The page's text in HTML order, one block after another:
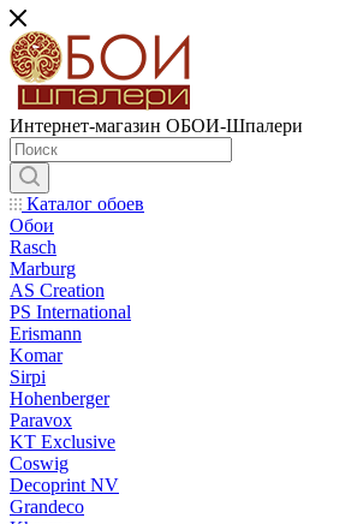
Интернет-магазин ОБОИ-Шпалери
Каталог обоев
Обои
Rasch
Marburg
AS Creation
PS International
Erismann
Komar
Sirpi
Hohenberger
Paravox
KT Exclusive
Coswig
Decoprint NV
Grandeco